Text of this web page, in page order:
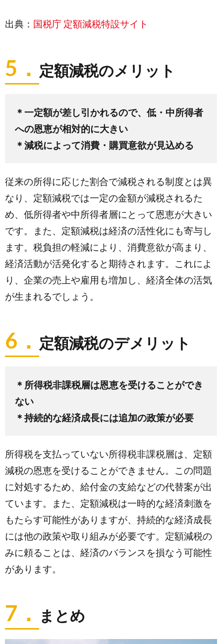
出典： 国税庁 定額減税特設サイト
5． 定額減税のメリット
＊一定額が差し引かれるので、低・中所得者
への恩恵が相対的に大きい
＊減税によって消費・購買意欲が見込める
従来の所得に応じた割合で減税される制度とは異
なり、定額減税では一定の金額が減税されるた
め、低所得者や中所得者層にとって恩恵が大きい
です。また、定額減税は経済の活性化にも寄与し
ます。税負担の軽減により、消費意欲が高まり、
経済活動が活発化すると期待されます。これによ
り、企業の売上や雇用も増加し、経済全体の活気
が生まれるでしょう。
6． 定額減税のデメリット
＊所得税非課税層は恩恵を受けることができ
ない
＊持続的な経済成長には追加の政策が必要
所得税を支払っていない所得税非課税層は、定額
減税の恩恵を受けることができません。この問題
に対処するため、給付金の支給などの代替案が出
ています。また、定額減税は一時的な経済刺激を
もたらす可能性がありますが、持続的な経済成長
には他の政策や取り組みが必要です。定額減税の
みに頼ることは、経済のバランスを損なう可能性
があります。
7． まとめ